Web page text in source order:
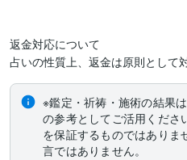
返金対応について
占いの性質上、返金は原則として
※鑑定・祈祷・施術の結果
の参考としてご活用くださ
を保証するものではありま
言ではありません。